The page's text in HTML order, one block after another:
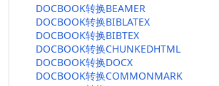
DOCBOOK转换BEAMER
DOCBOOK转换BIBLATEX
DOCBOOK转换BIBTEX
DOCBOOK转换CHUNKEDHTML
DOCBOOK转换DOCX
DOCBOOK转换COMMONMARK